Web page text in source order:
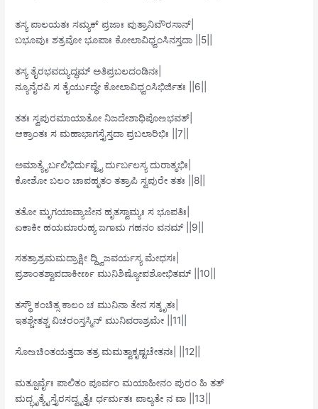
ತಸ್ಯ ಪಾಲಯತಃ ಸಮ್ಯಕ್ ಪ್ರಜಾಃ ಪುತ್ರಾನಿವೌರಸಾನ್|
ಬಭೂವುಃ ಶತ್ರವೋ ಭೂಪಾಃ ಕೋಲಾವಿಧ್ವಂಸಿನಸ್ತದಾ ||5||
ತಸ್ಯ ತೈರಭವದ್ಯುದ್ಧಮ್ ಅತಿಪ್ರಬಲದಂಡಿನಃ|
ನ್ಯೂನೈರಪಿ ಸ ತೈರ್ಯುದ್ಧೇ ಕೋಲಾವಿಧ್ವಂಸಿಭಿರ್ಜಿತಃ ||6||
ತತಃ ಸ್ವಪುರಮಾಯಾತೋ ನಿಜದೇಶಾಧಿಪೋ‌உಭವತ್|
ಆಕ್ರಾಂತಃ ಸ ಮಹಾಭಾಗಸ್ತೈಸ್ತದಾ ಪ್ರಬಲಾರಿಭಿಃ ||7||
ಅಮಾತ್ಯೈರ್ಬಲಿಭಿರ್ದುಷ್ಟೈ ರ್ದುರ್ಬಲಸ್ಯ ದುರಾತ್ಮಭಿಃ|
ಕೋಶೋ ಬಲಂ ಚಾಪಹೃತಂ ತತ್ರಾಪಿ ಸ್ವಪುರೇ ತತಃ ||8||
ತತೋ ಮೃಗಯಾವ್ಯಾಜೇನ ಹೃತಸ್ವಾಮ್ಯಃ ಸ ಭೂಪತಿಃ|
ಏಕಾಕೀ ಹಯಮಾರುಹ್ಯ ಜಗಾಮ ಗಹನಂ ವನಮ್ ||9||
ಸತತ್ರಾಶ್ರಮಮದ್ರಾಕ್ಷೀ ದ್ದ್ವಿಜವರ್ಯಸ್ಯ ಮೇಧಸಃ|
ಪ್ರಶಾಂತಶ್ವಾಪದಾಕೀರ್ಣ ಮುನಿಶಿಷ್ಯೋಪಶೋಭಿತಮ್ ||10||
ತಸ್ಥೌ ಕಂಚಿತ್ಸ ಕಾಲಂ ಚ ಮುನಿನಾ ತೇನ ಸತ್ಕೃತಃ|
ಇತಶ್ಚೇತಶ್ಚ ವಿಚರಂಸ್ತಸ್ಮಿನ್ ಮುನಿವರಾಶ್ರಮೇ ||11||
ಸೋ‌உಚಿಂತಯತ್ತದಾ ತತ್ರ ಮಮತ್ವಾಕೃಷ್ಟಚೇತನಃ| ||12||
ಮತ್ಪೂರ್ವೈಃ ಪಾಲಿತಂ ಪೂರ್ವಂ ಮಯಾಹೀನಂ ಪುರಂ ಹಿ ತತ್
ಮದ್ಭೃತ್ಯೈಸ್ತೈರಸದ್ವೃತ್ತೈಃ ರ್ಧರ್ಮತಃ ಪಾಲ್ಯತೇ ನ ವಾ ||13||